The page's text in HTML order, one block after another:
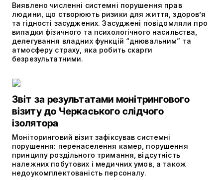
Виявлено численні системні порушення прав
людини, що створюють ризики для життя, здоров’я
та гідності засуджених. Засуджені повідомляли про
випадки фізичного та психологічного насильства,
делегування владних функцій “днювальним” та
атмосферу страху, яка робить скарги
безрезультатними.
Звіт за результатами монітрингового
візиту до Черкаського слідчого
ізолятора
Моніторинговий візит зафіксував системні
порушення: перенаселення камер, порушення
принципу роздільного тримання, відсутність
належних побутових і медичних умов, а також
недоукомплектованість персоналу.